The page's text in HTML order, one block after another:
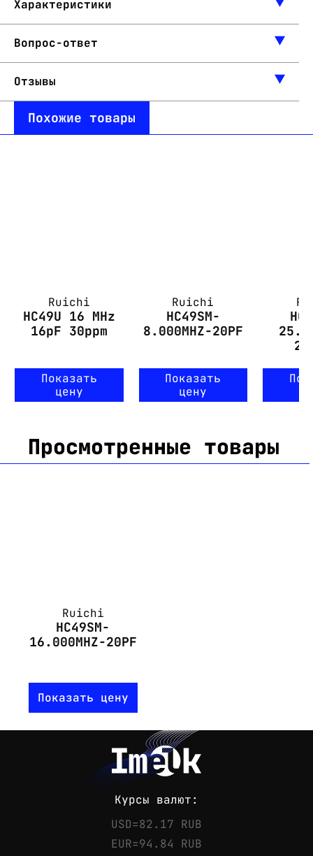
Характеристики
Вопрос-ответ
Отзывы
Похожие товары
Ruichi
HC49U 16 MHz
16pF 30ppm
Показать
цену
Ruichi
HC49SM-
8.000MHZ-20PF
Показать
цену
Просмотренные товары
Ruichi
HC49SM-
16.000MHZ-20PF
Показать цену
Курсы валют:
USD=82.17 RUB
EUR=94.84 RUB